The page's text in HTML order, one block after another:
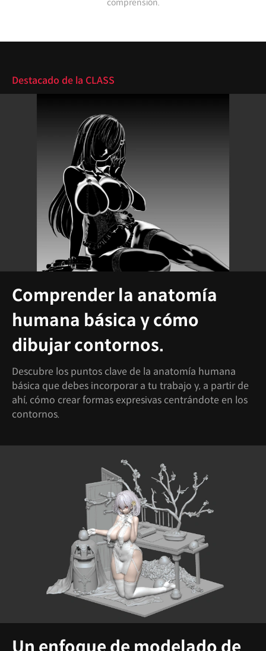
comprensión.
Destacado de la CLASS
Comprender la anatomía
humana básica y cómo
dibujar contornos.
Descubre los puntos clave de la anatomía humana
básica que debes incorporar a tu trabajo y, a partir de
ahí, cómo crear formas expresivas centrándote en los
contornos.